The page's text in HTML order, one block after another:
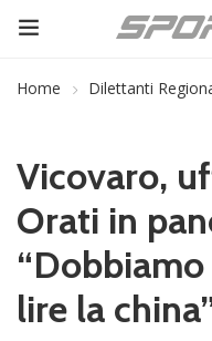
Home Dilettanti
Vicovaro,
Orati in
lire la